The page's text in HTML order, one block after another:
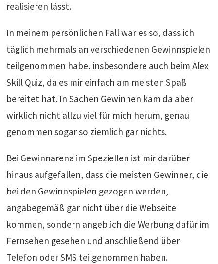
realisieren lässt.
In meinem persönlichen Fall war es so, dass ich
täglich mehrmals an verschiedenen Gewinnspielen
teilgenommen habe, insbesondere auch beim Alex
Skill Quiz, da es mir einfach am meisten Spaß
bereitet hat. In Sachen Gewinnen kam da aber
wirklich nicht allzu viel für mich herum, genau
genommen sogar so ziemlich gar nichts.
Bei Gewinnarena im Speziellen ist mir darüber
hinaus aufgefallen, dass die meisten Gewinner, die
bei den Gewinnspielen gezogen werden,
angabegemäß gar nicht über die Webseite
kommen, sondern angeblich die Werbung dafür im
Fernsehen gesehen und anschließend über
Telefon oder SMS teilgenommen haben.